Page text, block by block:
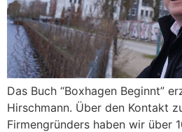
Das Buch “Boxhagen Beginnt”
Hirschmann. Über den Kontakt
Firmengründers haben wir über